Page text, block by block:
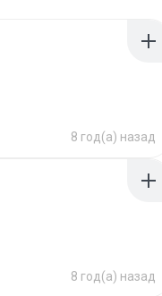
8 год(а) назад
8 год(а) назад